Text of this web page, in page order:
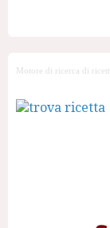
Motore di ricerca di ricette